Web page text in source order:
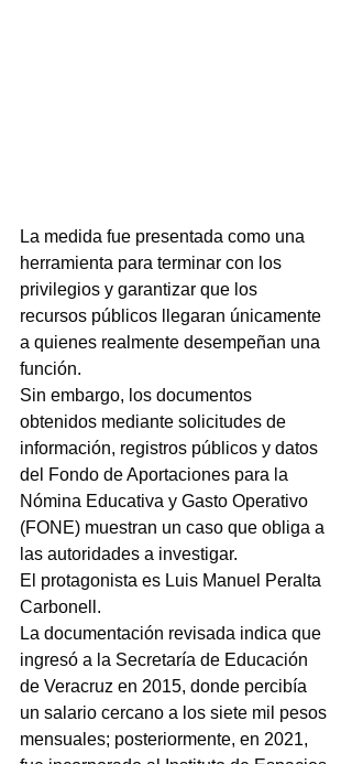
La medida fue presentada como una
herramienta para terminar con los
privilegios y garantizar que los
recursos públicos llegaran únicamente
a quienes realmente desempeñan una
función.
Sin embargo, los documentos
obtenidos mediante solicitudes de
información, registros públicos y datos
del Fondo de Aportaciones para la
Nómina Educativa y Gasto Operativo
(FONE) muestran un caso que obliga a
las autoridades a investigar.
El protagonista es Luis Manuel Peralta
Carbonell.
La documentación revisada indica que
ingresó a la Secretaría de Educación
de Veracruz en 2015, donde percibía
un salario cercano a los siete mil pesos
mensuales; posteriormente, en 2021,